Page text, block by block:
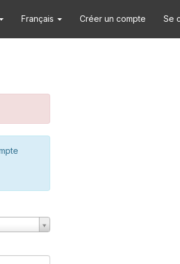
Français Créer un compte Se